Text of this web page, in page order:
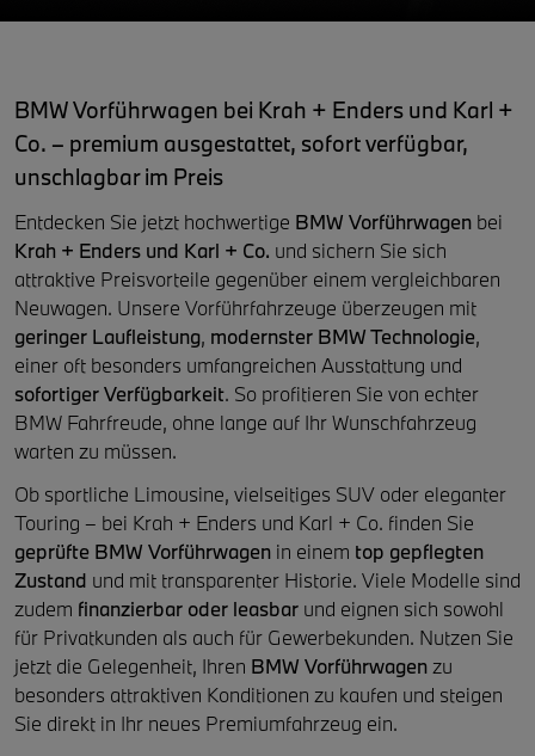
BMW Vorführwagen bei Krah + Enders und Karl +
Co. – premium ausgestattet, sofort verfügbar,
unschlagbar im Preis
Entdecken Sie jetzt hochwertige BMW Vorführwagen bei
Krah + Enders und Karl + Co. und sichern Sie sich
attraktive Preisvorteile gegenüber einem vergleichbaren
Neuwagen. Unsere Vorführfahrzeuge überzeugen mit
geringer Laufleistung, modernster BMW Technologie,
einer oft besonders umfangreichen Ausstattung und
sofortiger Verfügbarkeit. So profitieren Sie von echter
BMW Fahrfreude, ohne lange auf Ihr Wunschfahrzeug
warten zu müssen.
Ob sportliche Limousine, vielseitiges SUV oder eleganter
Touring – bei Krah + Enders und Karl + Co. finden Sie
geprüfte BMW Vorführwagen in einem top gepflegten
Zustand und mit transparenter Historie. Viele Modelle sind
zudem finanzierbar oder leasbar und eignen sich sowohl
für Privatkunden als auch für Gewerbekunden. Nutzen Sie
jetzt die Gelegenheit, Ihren BMW Vorführwagen zu
besonders attraktiven Konditionen zu kaufen und steigen
Sie direkt in Ihr neues Premiumfahrzeug ein.